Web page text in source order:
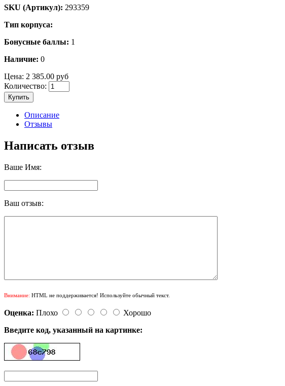
SKU (Артикул): 293359
Тип корпуса:
Бонусные баллы: 1
Наличие: 0
Цена: 2 385.00 руб
Количество:
Купить
Описание
Отзывы
Написать отзыв
Ваше Имя:
Ваш отзыв:
Внимание: HTML не поддерживается! Используйте обычный текст.
Оценка: Плохо
Хорошо
Введите код, указанный на картинке: